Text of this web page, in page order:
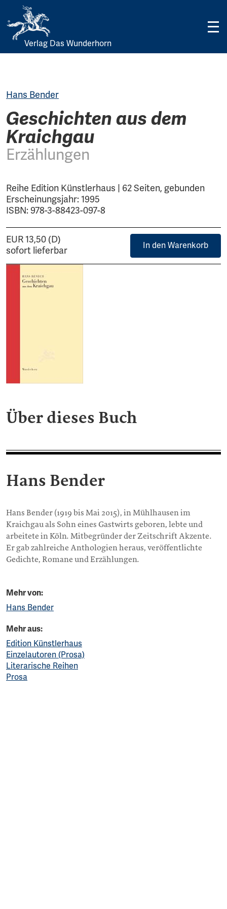
Skip
Verlag Das Wunderhorn
Hans Bender
Geschichten aus dem
Kraichgau
Erzählungen
Reihe Edition Künstlerhaus | 62 Seiten, gebunden
Erscheinungsjahr: 1995
ISBN: 978-3-88423-097-8
EUR 13,50 (D)
sofort lieferbar
In den Warenkorb
Über dieses Buch
Hans Bender
Hans Bender (1919 bis Mai 2015), in Mühlhausen im
Kraichgau als Sohn eines Gastwirts geboren, lebte und
arbeitete in Köln. Mitbegründer der Zeitschrift Akzente.
Er gab zahlreiche Anthologien heraus, veröffentlichte
Gedichte, Romane und Erzählungen.
Mehr von:
Hans Bender
Mehr aus:
Edition Künstlerhaus
Einzelautoren (Prosa)
Literarische Reihen
Prosa